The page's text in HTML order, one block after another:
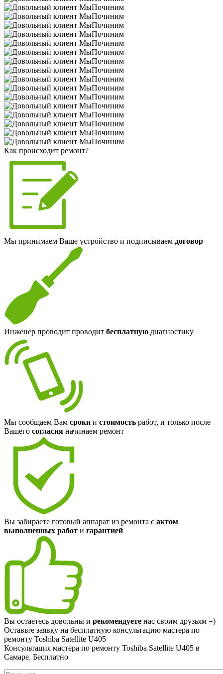
Как происходит ремонт?
Мы принимаем Ваше устройство и подписываем договор
Инженер проводит проводит бесплатную диагностику
Мы сообщаем Вам сроки и стоимость работ, и только после
Вашего согласия начинаем ремонт
Вы забираете готовый аппарат из ремонта с актом
выполненных работ и гарантией
Вы остаетесь довольны и рекомендуете нас своим друзьям =)
Оставьте заявку на бесплатную консультацию мастера по
ремонту Toshiba Satellite U405
Консультация мастера по ремонту Toshiba Satellite U405 в
Самаре. Бесплатно